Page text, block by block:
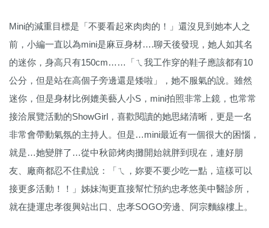
Mini的減重目標是「不要看起來肉肉的！」還沒見到她本人之
前，小編一直以為mini是麻豆身材….聊天後發現，她人如其名
的迷你，身高只有150cm……「ㄟ我工作穿的鞋子應該都有10
公分，但是站在高個子旁邊還是矮啦」，她不服氣的說。雖然
迷你，但是身材比例媲美藝人小S，mini拍照非常上鏡，也常常
接洽展覽活動的ShowGirl，喜歡閱讀的她思緒清晰，更是一名
非常會帶動氣氛的主持人。但是…mini最近有一個很大的困惱，
就是…她變胖了…從中秋節烤肉攤開始就胖到現在，連好朋
友、廠商都忍不住勸說：「ㄟ，妳要不要少吃一點，這樣可以
接更多活動！！」姊妹淘更直接幫忙預約忠孝悠美中醫診所，
就在捷運忠孝復興站出口、忠孝SOGO旁邊、阿宗麵線樓上。